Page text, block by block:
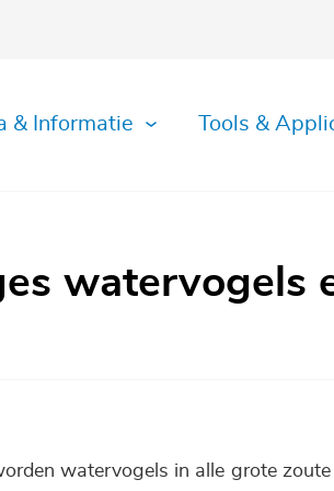
& Informatie Tools &
watervogels
watervogels in alle grote